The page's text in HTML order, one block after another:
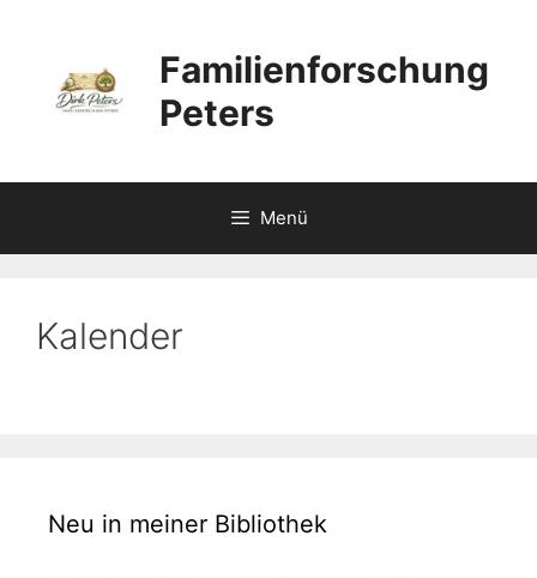
springen
Familienforschung
Peters
Menü
Kalender
Neu in meiner Bibliothek